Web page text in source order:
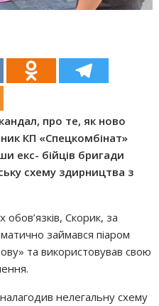
про те, як ново
КП «Спецкомбінат»
екс- бійців бригади
схему здирництва з
Скорик, за
займався піаром
та використовував свою
нелегальну схему